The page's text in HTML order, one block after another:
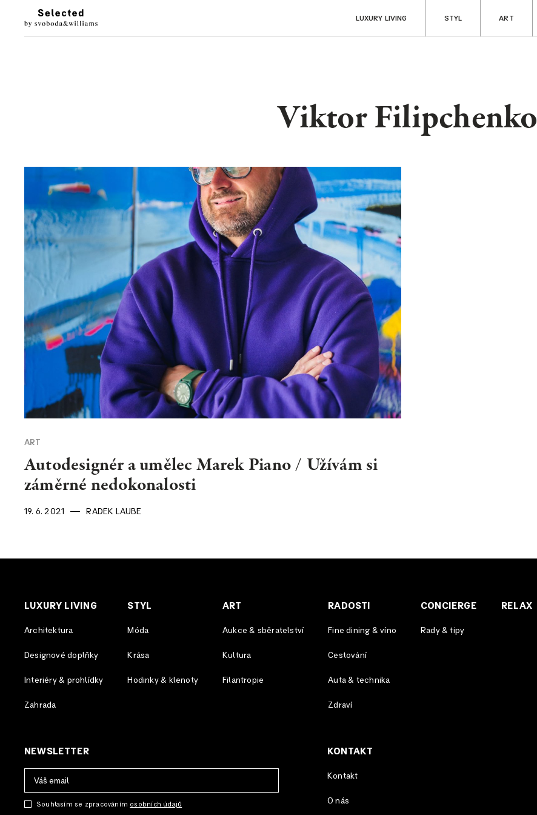
Architektura
Designové doplňky
Interiéry & prohlídky
Zahrada
Móda
Krása
Hodinky & klenoty
Aukce & sběratelství
Kultura
Filantropie
KONTAKT
Kontakt
O nás
LUXURY LIVING STYL ART
Viktor Filipchenko
ART
Autodesignér a umělec Marek Piano / Užívám si
záměrné nedokonalosti
19. 6. 2021 RADEK LAUBE
LUXURY LIVING
Architektura
Designové doplňky
Interiéry & prohlídky
Zahrada
STYL
Móda
Krása
Hodinky & klenoty
ART
Aukce & sběratelství
Kultura
Filantropie
RADOSTI
Fine dining & víno
Cestování
Auta & technika
Zdraví
CONCIERGE
Rady & tipy
RELAX
NEWSLETTER
Souhlasím se zpracováním osobních údajů
KONTAKT
Kontakt
O nás